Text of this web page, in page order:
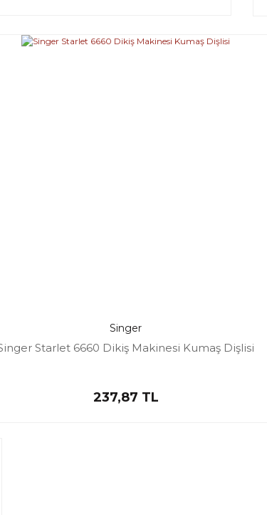
Singer
Starlet 6660 Dikiş Makinesi Kumaş Dişlisi
237,87 TL